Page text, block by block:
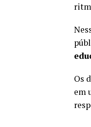
Os
em